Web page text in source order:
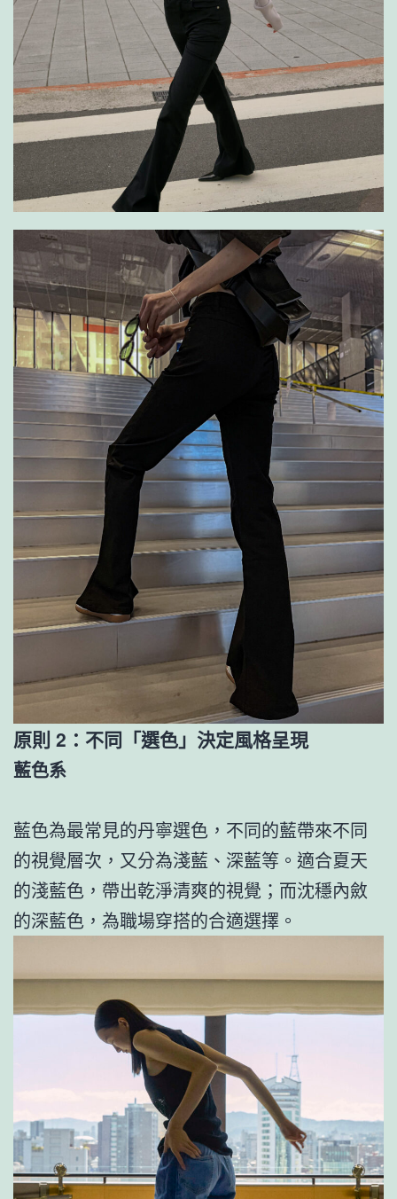
原則 2：不同「選色」決定風格呈現
藍色系
藍色為最常見的丹寧選色，不同的藍帶來不同
的視覺層次，又分為淺藍、深藍等。適合夏天
的淺藍色，帶出乾淨清爽的視覺；而沈穩內斂
的深藍色，為職場穿搭的合適選擇。